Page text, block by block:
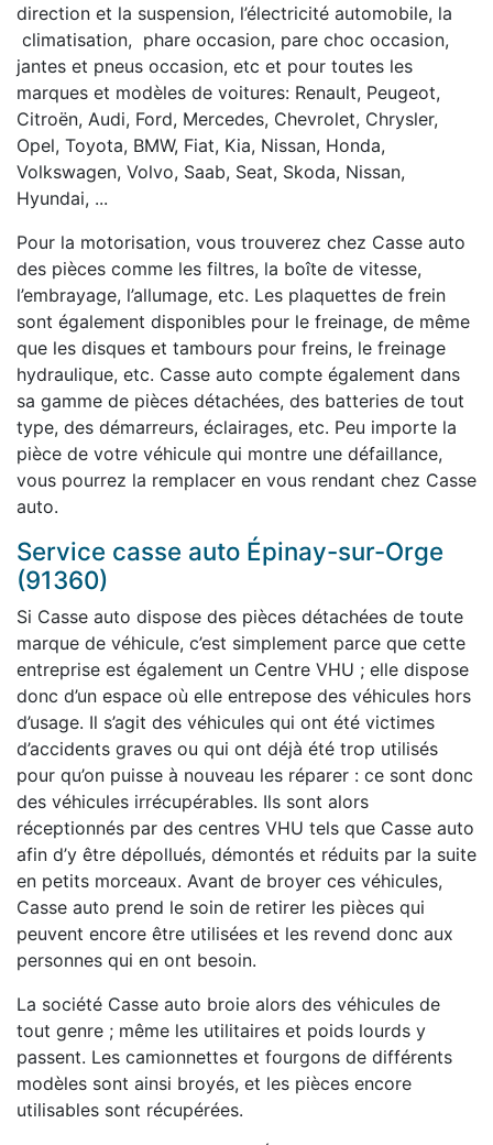
direction et la suspension, l’électricité automobile, la
climatisation, phare occasion, pare choc occasion,
jantes et pneus occasion, etc et pour toutes les
marques et modèles de voitures: Renault, Peugeot,
Citroën, Audi, Ford, Mercedes, Chevrolet, Chrysler,
Opel, Toyota, BMW, Fiat, Kia, Nissan, Honda,
Volkswagen, Volvo, Saab, Seat, Skoda, Nissan,
Hyundai, ...
Pour la motorisation, vous trouverez chez Casse auto
des pièces comme les filtres, la boîte de vitesse,
l’embrayage, l’allumage, etc. Les plaquettes de frein
sont également disponibles pour le freinage, de même
que les disques et tambours pour freins, le freinage
hydraulique, etc. Casse auto compte également dans
sa gamme de pièces détachées, des batteries de tout
type, des démarreurs, éclairages, etc. Peu importe la
pièce de votre véhicule qui montre une défaillance,
vous pourrez la remplacer en vous rendant chez Casse
auto.
Service casse auto Épinay-sur-Orge
(91360)
Si Casse auto dispose des pièces détachées de toute
marque de véhicule, c’est simplement parce que cette
entreprise est également un Centre VHU ; elle dispose
donc d’un espace où elle entrepose des véhicules hors
d’usage. Il s’agit des véhicules qui ont été victimes
d’accidents graves ou qui ont déjà été trop utilisés
pour qu’on puisse à nouveau les réparer : ce sont donc
des véhicules irrécupérables. Ils sont alors
réceptionnés par des centres VHU tels que Casse auto
afin d’y être dépollués, démontés et réduits par la suite
en petits morceaux. Avant de broyer ces véhicules,
Casse auto prend le soin de retirer les pièces qui
peuvent encore être utilisées et les revend donc aux
personnes qui en ont besoin.
La société Casse auto broie alors des véhicules de
tout genre ; même les utilitaires et poids lourds y
passent. Les camionnettes et fourgons de différents
modèles sont ainsi broyés, et les pièces encore
utilisables sont récupérées.